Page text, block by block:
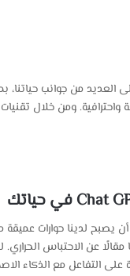
من جوانب حياتنا،
ومن خلال
لدينا حوارات عميقة
عن الاحتباس الحراري.